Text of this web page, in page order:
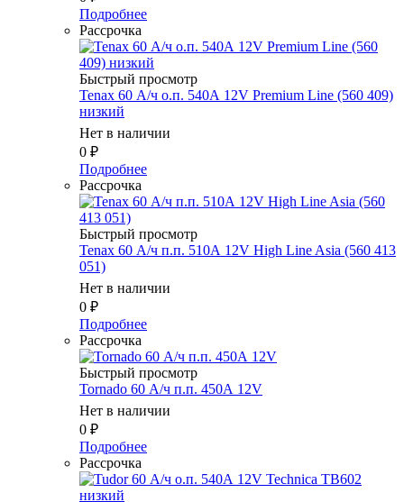
Подробнее
Рассрочка
Быстрый просмотр
Tenax 60 А/ч о.п. 540А 12V Premium Line (560 409)
низкий
Нет в наличии
0 ₽
Подробнее
Рассрочка
Быстрый просмотр
Tenax 60 А/ч п.п. 510А 12V High Line Asia (560 413
051)
Нет в наличии
0 ₽
Подробнее
Рассрочка
Быстрый просмотр
Tornado 60 А/ч п.п. 450А 12V
Нет в наличии
0 ₽
Подробнее
Рассрочка